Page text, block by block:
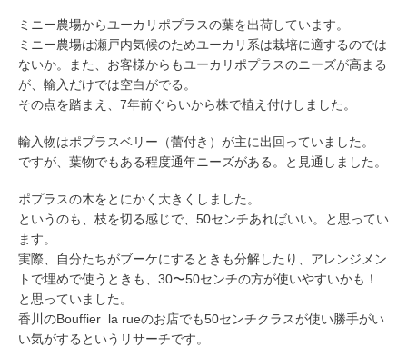
ミニー農場からユーカリポプラスの葉を出荷しています。
ミニー農場は瀬戸内気候のためユーカリ系は栽培に適するのでは
ないか。また、お客様からもユーカリポプラスのニーズが高まる
が、輸入だけでは空白がでる。
その点を踏まえ、7年前ぐらいから株で植え付けしました。
輸入物はポプラスベリー（蕾付き）が主に出回っていました。
ですが、葉物でもある程度通年ニーズがある。と見通しました。
ポプラスの木をとにかく大きくしました。
というのも、枝を切る感じで、50センチあればいい。と思ってい
ます。
実際、自分たちがブーケにするときも分解したり、アレンジメン
トで埋めで使うときも、30〜50センチの方が使いやすいかも！
と思っていました。
香川のBouffier la rueのお店でも50センチクラスが使い勝手がい
い気がするというリサーチです。